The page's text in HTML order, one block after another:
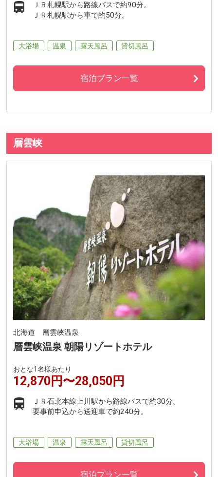
ＪＲ札幌駅から路線バスで約90分。
ＪＲ札幌駅から車で約50分。
大浴場 温泉 露天風呂 貸切風呂
宿泊プラン一覧
層雲峡
北海道 層雲峡温泉
層雲峡温泉 朝陽リゾートホテル
おとな1名様あたり
12,870円〜28,050円
ＪＲ石北本線上川駅から路線バスで約30分。
要事前申込から送迎車で約240分。
大浴場 温泉 露天風呂 貸切風呂
宿泊プラン一覧